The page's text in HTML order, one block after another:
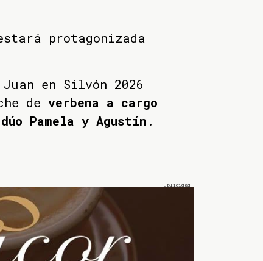
protagonizada
en Silvón 2026
de verbena a cargo
Pamela y Agustín .